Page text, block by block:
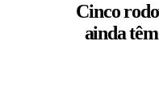
Cinco
ainda